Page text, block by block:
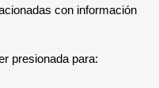
con información
presionada para: